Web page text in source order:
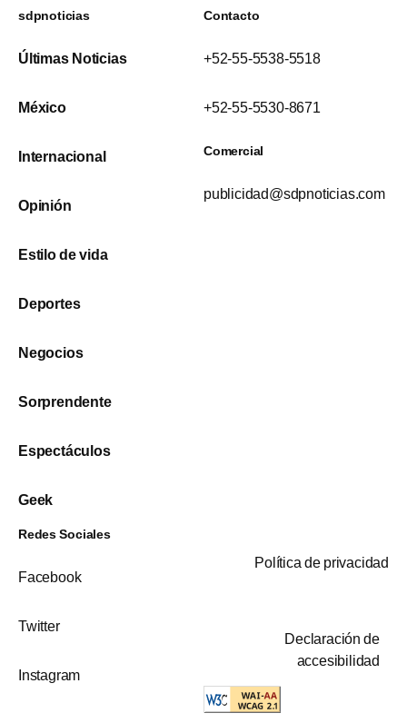
sdpnoticias
Últimas Noticias
México
Internacional
Opinión
Estilo de vida
Deportes
Negocios
Sorprendente
Espectáculos
Geek
Contacto
+52-55-5538-5518
+52-55-5530-8671
Comercial
publicidad@sdpnoticias.com
Redes Sociales
Facebook
Twitter
Instagram
Política de privacidad
Declaración de
accesibilidad